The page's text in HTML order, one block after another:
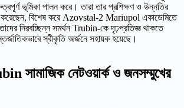
ভূমিকা পালন করে। তারা তার প্রশিক্ষণ ও উন্নতির
করেছেন, বিশেষ করে Azovstal-2 Mariupol একাডেমিতে
নিরবচ্ছিন্ন সমর্থন Trubin-কে দৃঢ়প্রতিজ্ঞ থাকতে
স্বীকৃতি অর্জনে সহায়ক হয়েছে।
সামাজিক নেটওয়ার্ক ও জনসম্মুখের